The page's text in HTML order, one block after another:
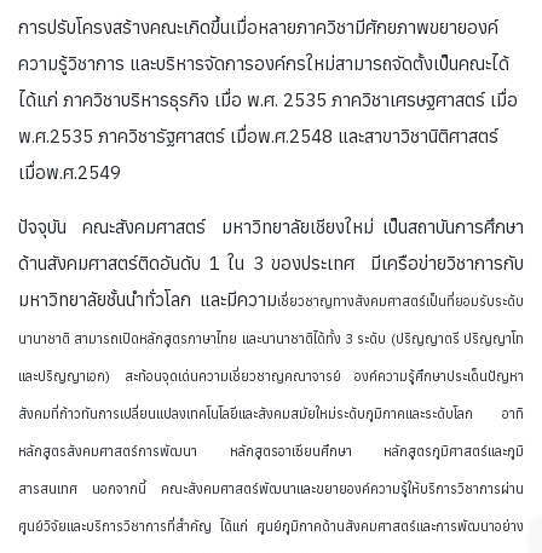
การปรับโครงสร้างคณะเกิดขึ้นเมื่อหลายภาควิชามีศักยภาพขยายองค์
ความรู้วิชาการ และบริหารจัดการองค์กรใหม่สามารถจัดตั้งเป็นคณะได้
ได้แก่ ภาควิชาบริหารธุรกิจ เมื่อ พ.ศ. 2535 ภาควิชาเศรษฐศาสตร์ เมื่อ
พ.ศ.2535 ภาควิชารัฐศาสตร์ เมื่อพ.ศ.2548 และสาขาวิชานิติศาสตร์
เมื่อพ.ศ.2549
ปัจจุบัน คณะสังคมศาสตร์ มหาวิทยาลัยเชียงใหม่ เป็นสถาบันการศึกษา
ด้านสังคมศาสตร์ติดอันดับ 1 ใน 3 ของประเทศ มีเครือข่ายวิชาการกับ
มหาวิทยาลัยชั้นนำทั่วโลก และมีความเชี่ยวชาญทางสังคมศาสตร์เป็นที่ยอมรับระดับ
นานาชาติ สามารถเปิดหลักสูตรภาษาไทย และนานาชาติได้ทั้ง 3 ระดับ (ปริญญาตรี ปริญญาโท
และปริญญาเอก) สะท้อนจุดเด่นความเชี่ยวชาญคณาจารย์ องค์ความรู้ศึกษาประเด็นปัญหา
สังคมที่ก้าวทันการเปลี่ยนแปลงเทคโนโลยีและสังคมสมัยใหม่ระดับภูมิภาคและระดับโลก อาทิ
หลักสูตรสังคมศาสตร์การพัฒนา หลักสูตรอาเซียนศึกษา หลักสูตรภูมิศาสตร์และภูมิ
สารสนเทศ นอกจากนี้ คณะสังคมศาสตร์พัฒนาและขยายองค์ความรู้ให้บริการวิชาการผ่าน
ศูนย์วิจัยและบริการวิชาการที่สำคัญ ได้แก่ ศูนย์ภูมิภาคด้านสังคมศาสตร์และการพัฒนาอย่าง